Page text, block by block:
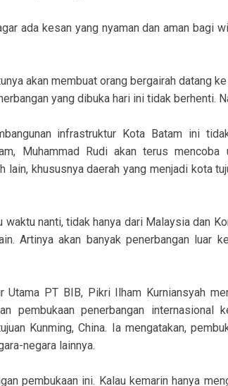
ada kesan yang nyaman dan aman bagi
akan membuat orang bergairah datang
yang dibuka hari ini tidak berhenti.
infrastruktur Kota Batam ini
Muhammad Rudi akan terus mencoba
lain, khususnya daerah yang menjadi kota
waktu nanti, tidak hanya dari Malaysia dan
Artinya akan banyak penerbangan luar
Utama PT BIB, Pikri Ilham Kurniansyah
pembukaan penerbangan internasional
Kunming, China. Ia mengatakan,
negara lainnya.
pembukaan ini. Kalau kemarin hanya